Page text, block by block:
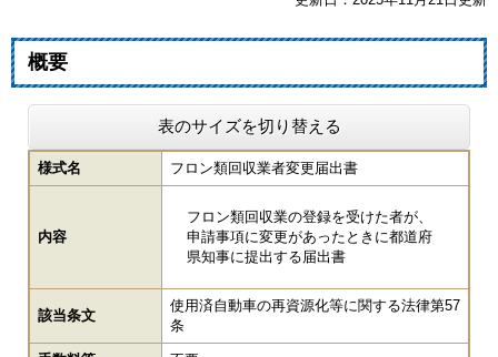
概要
表のサイズを切り替える
様式名 フロン類回収業者変更届出書
内容
フロン類回収業の登録を受けた者が、
申請事項に変更があったときに都道府
県知事に提出する届出書
該当条文
使用済自動車の再資源化等に関する法律第57
条